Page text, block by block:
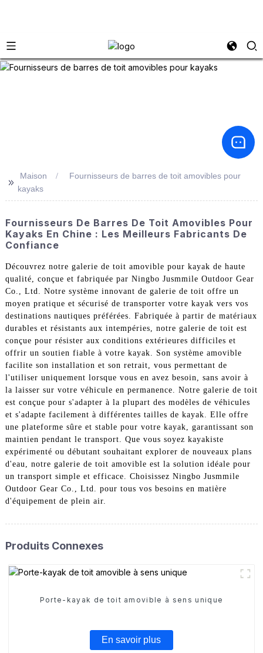
>> Maison
Fournisseurs de barres de toit amovibles pour
kayaks
Fournisseurs De Barres De Toit Amovibles Pour
Kayaks En Chine : Les Meilleurs Fabricants De
Confiance
Découvrez notre galerie de toit amovible pour kayak de haute
qualité, conçue et fabriquée par Ningbo Jusmmile Outdoor Gear
Co., Ltd. Notre système innovant de galerie de toit offre un
moyen pratique et sécurisé de transporter votre kayak vers vos
destinations nautiques préférées. Fabriquée à partir de matériaux
durables et résistants aux intempéries, notre galerie de toit est
conçue pour résister aux conditions extérieures difficiles et
offrir un soutien fiable à votre kayak. Son système amovible
facilite son installation et son retrait, vous permettant de
l'utiliser uniquement lorsque vous en avez besoin, sans avoir à
la laisser sur votre véhicule en permanence. Notre galerie de toit
est conçue pour s'adapter à la plupart des modèles de véhicules
et s'adapte facilement à différentes tailles de kayak. Elle offre
une plateforme sûre et stable pour votre kayak, garantissant son
maintien pendant le transport. Que vous soyez kayakiste
expérimenté ou débutant souhaitant explorer de nouveaux plans
d'eau, notre galerie de toit amovible est la solution idéale pour
un transport simple et efficace. Choisissez Ningbo Jusmmile
Outdoor Gear Co., Ltd. pour tous vos besoins en matière
d'équipement de plein air.
Produits Connexes
Porte-kayak de toit amovible à sens unique
En savoir plus